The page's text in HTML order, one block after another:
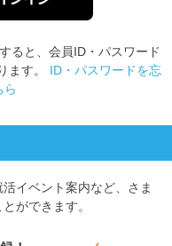
ると、会員ID・パスワード
ます。 ID・パスワードを忘
ら
イベント案内など、さま
ができます。